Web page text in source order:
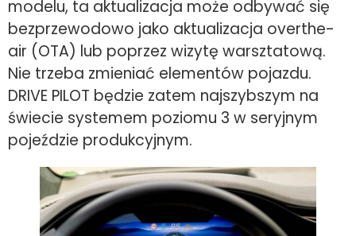
modelu, ta aktualizacja może odbywać się
bezprzewodowo jako aktualizacja overthe-
air (OTA) lub poprzez wizytę warsztatową.
Nie trzeba zmieniać elementów pojazdu.
DRIVE PILOT będzie zatem najszybszym na
świecie systemem poziomu 3 w seryjnym
pojeździe produkcyjnym.